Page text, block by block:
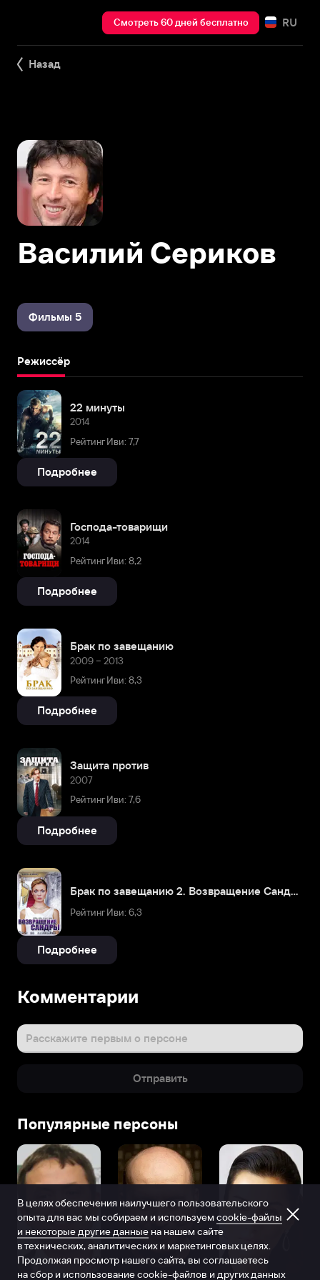
Смотреть 60 дней бесплатно RU
Назад
Василий Сериков
Фильмы 5
Режиссёр
22 минуты
2014
Рейтинг Иви: 7,7
Подробнее
Господа-товарищи
2014
Рейтинг Иви: 8,2
Подробнее
Брак по завещанию
2009 – 2013
Рейтинг Иви: 8,3
Подробнее
Защита против
2007
Рейтинг Иви: 7,6
Подробнее
Брак по завещанию 2. Возвращение Сандры
Рейтинг Иви: 6,3
Подробнее
Комментарии
Расскажите первым о персоне
Отправить
Популярные персоны
В целях обеспечения наилучшего пользовательского
опыта для вас мы собираем и используем cookie-файлы
и некоторые другие данные на нашем сайте
в технических, аналитических и маркетинговых целях.
Продолжая просмотр нашего сайта, вы соглашаетесь
на сбор и использование cookie-файлов и других данных